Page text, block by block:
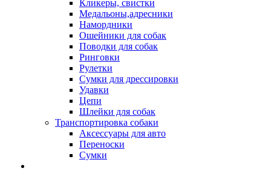
Кликеры, свистки
Медальоны,адресники
Намордники
Ошейники для собак
Поводки для собак
Ринговки
Рулетки
Сумки для дрессировки
Удавки
Цепи
Шлейки для собак
Транспортировка собаки
Аксессуары для авто
Переноски
Сумки